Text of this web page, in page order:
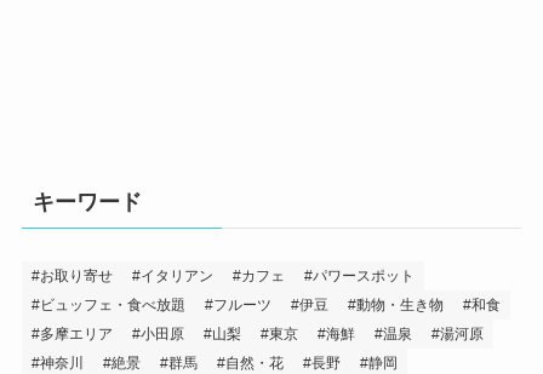
キーワード
お取り寄せ イタリアン カフェ
パワースポット
ビュッフェ・食べ放題
フルーツ 伊豆 動物・生き物
和食
多摩エリア
小田原 山梨 東京 海鮮 温泉
湯河原
神奈川
絶景 群馬 自然・花 長野 静岡